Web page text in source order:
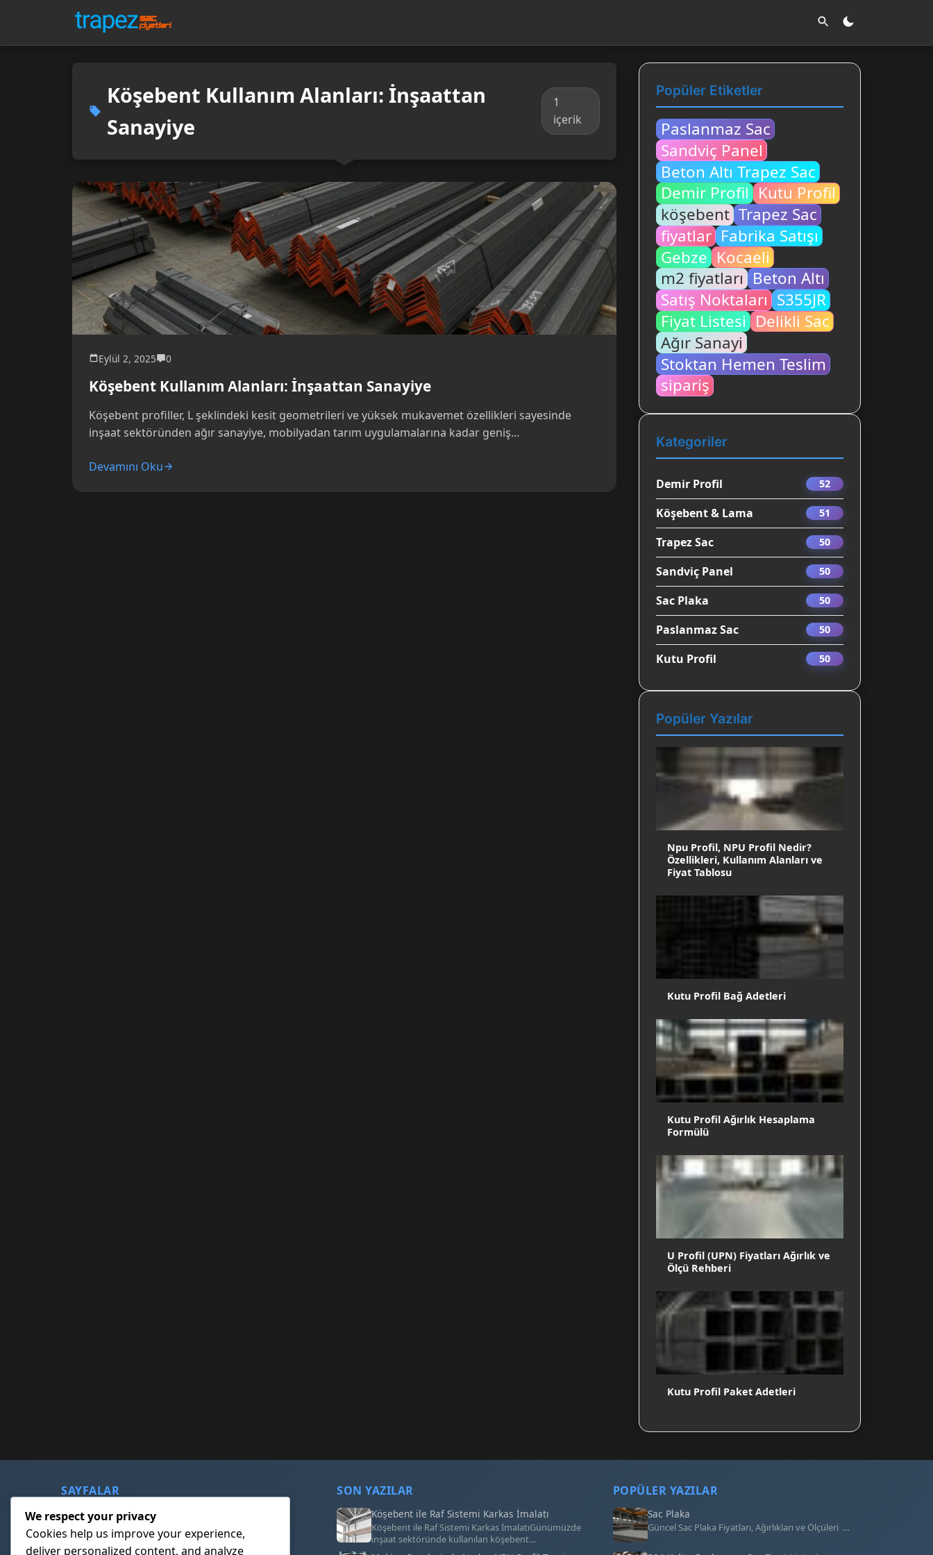
Köşebent Kullanım Alanları: İnşaattan
Sanayiye
1
içerik
Eylül 2, 2025 0
Köşebent Kullanım Alanları: İnşaattan Sanayiye
Köşebent profiller, L şeklindeki kesit geometrileri ve yüksek mukavemet özellikleri sayesinde
inşaat sektöründen ağır sanayiye, mobilyadan tarım uygulamalarına kadar geniş...
Devamını Oku
Popüler Etiketler
Paslanmaz Sac
Sandviç Panel
Beton Altı Trapez Sac
Demir Profil Kutu Profil
köşebent Trapez Sac
fiyatlar Fabrika Satışı
Gebze Kocaeli
m2 fiyatları Beton Altı
Satış Noktaları S355JR
Fiyat Listesi Delikli Sac
Ağır Sanayi
Stoktan Hemen Teslim
sipariş
Kategoriler
Demir Profil 52
Köşebent & Lama 51
Trapez Sac 50
Sandviç Panel 50
Sac Plaka 50
Paslanmaz Sac 50
Kutu Profil 50
Popüler Yazılar
Npu Profil, NPU Profil Nedir?
Özellikleri, Kullanım Alanları ve
Fiyat Tablosu
Kutu Profil Bağ Adetleri
Kutu Profil Ağırlık Hesaplama
Formülü
U Profil (UPN) Fiyatları Ağırlık ve
Ölçü Rehberi
Kutu Profil Paket Adetleri
SAYFALAR
Çerez Politikası
Gizlilik Politikası
SON YAZILAR
Köşebent ile Raf Sistemi Karkas İmalatı
Köşebent ile Raf Sistemi Karkas İmalatıGünümüzde
inşaat sektöründe kullanılan köşebent…
POPÜLER YAZILAR
Sac Plaka
Güncel Sac Plaka Fiyatları, Ağırlıkları ve Ölçüleri …
We respect your privacy
Cookies help us improve your experience,
deliver personalized content, and analyze